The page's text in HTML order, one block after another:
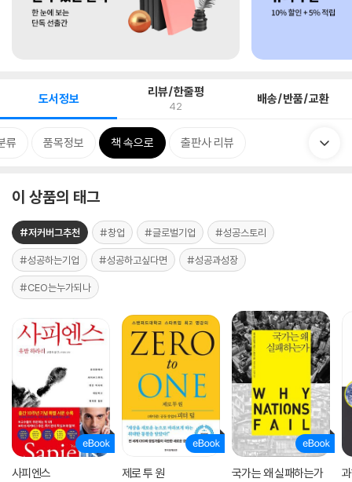
도서정보 리뷰/한줄평
42 배송/반품/교환
류 품목정보 책 속으로 출판사 리뷰
이 상품의 태그
#저커버그추천 #창업 #글로벌기업 #성공스토리
#성공하는기업 #성공하고싶다면 #성공과성장
#CEO는누가되나
사피엔스 제로 투 원 국가는 왜 실패하는가